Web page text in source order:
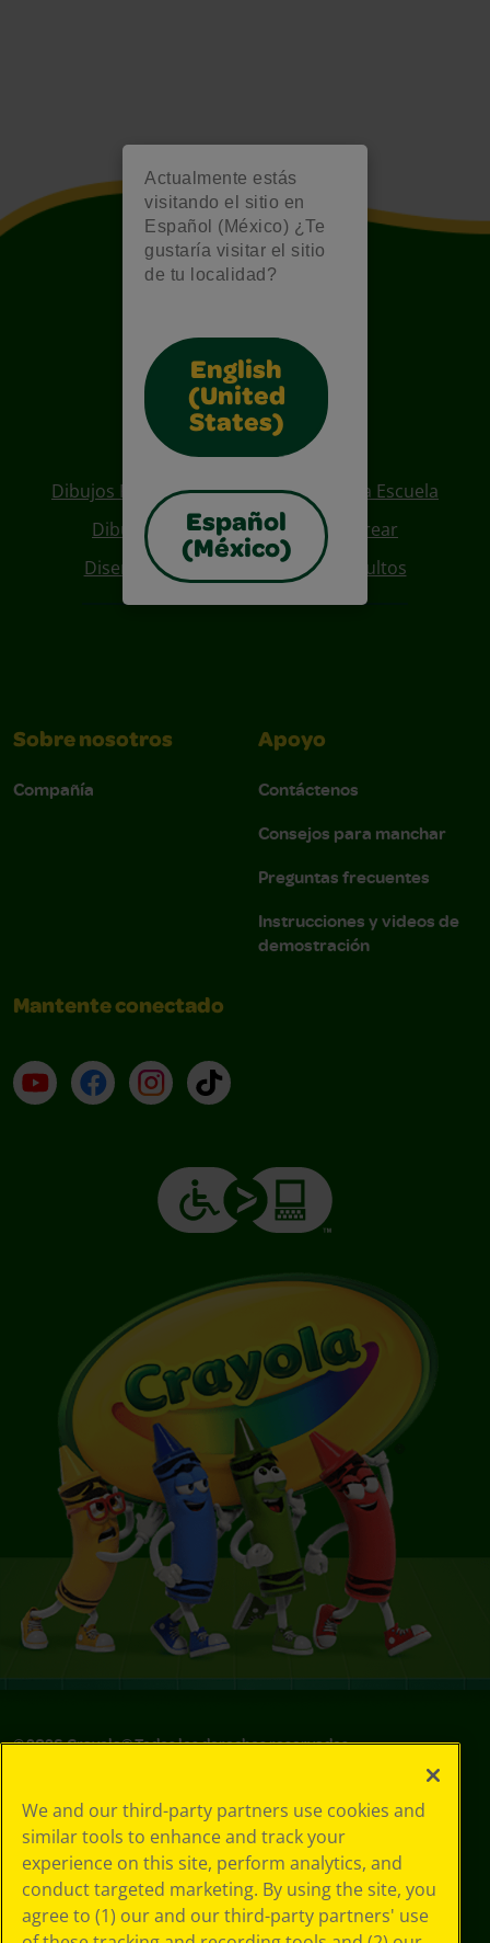
Actualmente estás
visitando el sitio en
Español (México) ¿Te
gustaría visitar el sitio
de tu localidad?
English
(United
States)
Español
(México)
Also of Interest
Dibujos Para Colorear De Regreso A La Escuela
Dibujos De Personajes Para Colorear
Diseños Para Coloreables Para Adultos
Sobre nosotros
Compañía
Apoyo
Contáctenos
Consejos para manchar
Preguntas frecuentes
Instrucciones y videos de
demostración
Mantente conectado
YouTube (en inglés)
Facebook (en inglés)
Instagram (en inglés)
TikTok
©2026Crayola® Todos los derechos reservados.
de privacidad
Política de
privacidad
Términos de SMS
GDPR
Aviso de
We and our third-party partners use cookies and
similar tools to enhance and track your
experience on this site, perform analytics, and
conduct targeted marketing. By using the site, you
agree to (1) our and our third-party partners' use